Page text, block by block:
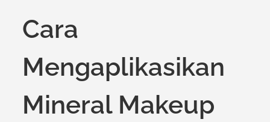
Cara
Mengaplikasikan
Mineral Makeup